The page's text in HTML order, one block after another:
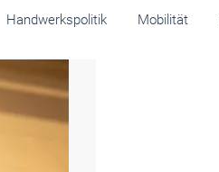
Handwerkspolitik Mobilität